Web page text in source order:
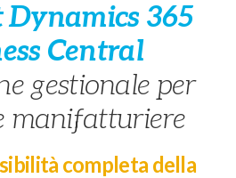
365
Central
gestionale per
manifatturiere
completa della